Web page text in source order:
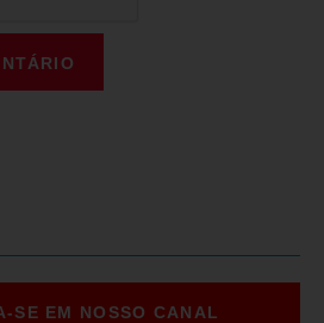
SE EM NOSSO CANAL